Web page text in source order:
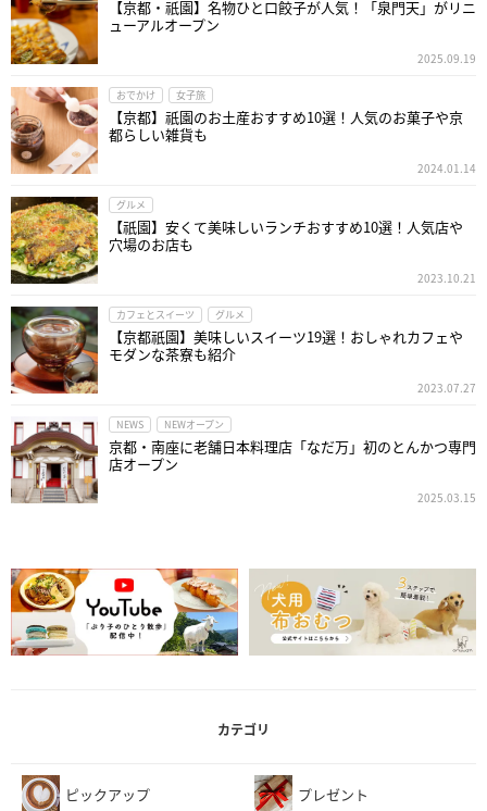
【京都・祇園】名物ひと口餃子が人気！「泉門天」がリニ
ューアルオープン
2025.09.19
おでかけ 女子旅
【京都】祇園のお土産おすすめ10選！人気のお菓子や京
都らしい雑貨も
2024.01.14
グルメ
【祇園】安くて美味しいランチおすすめ10選！人気店や
穴場のお店も
2023.10.21
カフェとスイーツ グルメ
【京都祇園】美味しいスイーツ19選！おしゃれカフェや
モダンな茶寮も紹介
2023.07.27
NEWS NEWオープン
京都・南座に老舗日本料理店「なだ万」初のとんかつ専門
店オープン
2025.03.15
カテゴリ
ピックアップ プレゼント